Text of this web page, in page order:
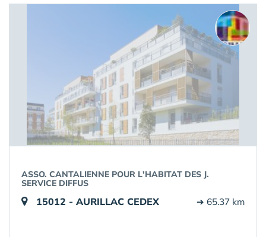
ASSO. CANTALIENNE POUR L'HABITAT DES J.
SERVICE DIFFUS
15012 - AURILLAC CEDEX ➔ 65.37 km